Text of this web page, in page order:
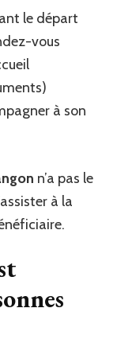
le départ
vous
à son
n’a pas le
à la